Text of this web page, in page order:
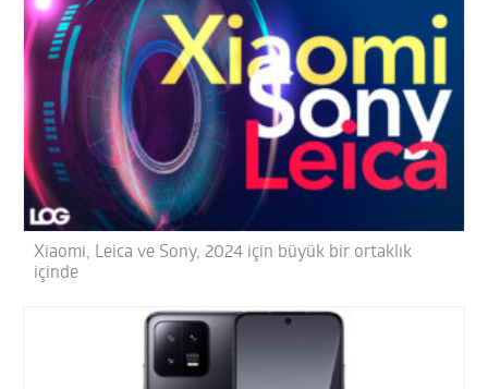
Xiaomi, Leica ve Sony, 2024 için büyük bir ortaklık
içinde